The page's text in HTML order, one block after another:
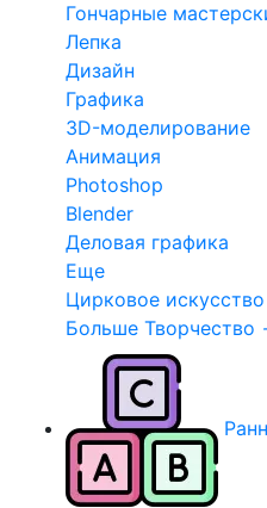
Гончарные
Лепка
Дизайн
Графика
3D-моделирование
Анимация
Photoshop
Blender
Деловая графика
Еще
Цирковое искусство
Больше Творчество